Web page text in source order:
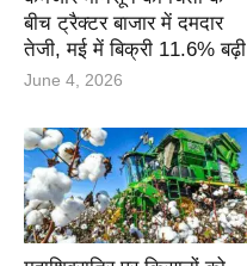
बीच ट्रैक्टर बाजार में दमदार
तेजी, मई में बिक्री 11.6% बढ़ी
June 4, 2026